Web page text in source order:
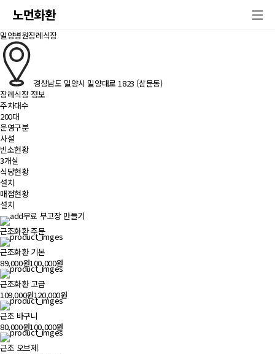
노먼화환
밀양병원장례식장
경상남도 밀양시 밀양대로 1823 (삼문동)
장례식장 정보
주차대수
200대
운영구분
사설
빈소현황
3개실
식당현황
설치
매점현황
설치
무료 부고장 만들기
근조화환 주문
근조화환 기본
89,000원100,000원
근조화환 고급
109,000원120,000원
근조 바구니
80,000원100,000원
근조 오브제